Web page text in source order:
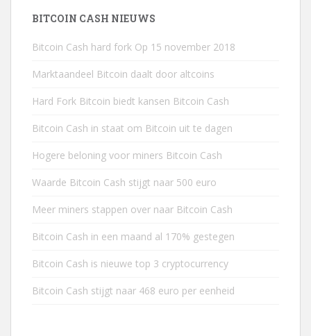
BITCOIN CASH NIEUWS
Bitcoin Cash hard fork Op 15 november 2018
Marktaandeel Bitcoin daalt door altcoins
Hard Fork Bitcoin biedt kansen Bitcoin Cash
Bitcoin Cash in staat om Bitcoin uit te dagen
Hogere beloning voor miners Bitcoin Cash
Waarde Bitcoin Cash stijgt naar 500 euro
Meer miners stappen over naar Bitcoin Cash
Bitcoin Cash in een maand al 170% gestegen
Bitcoin Cash is nieuwe top 3 cryptocurrency
Bitcoin Cash stijgt naar 468 euro per eenheid